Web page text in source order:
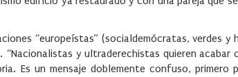
“europeístas” (socialdemócratas, verdes y
y ultraderechistas quieren acabar
Es un mensaje doblemente confuso, primero